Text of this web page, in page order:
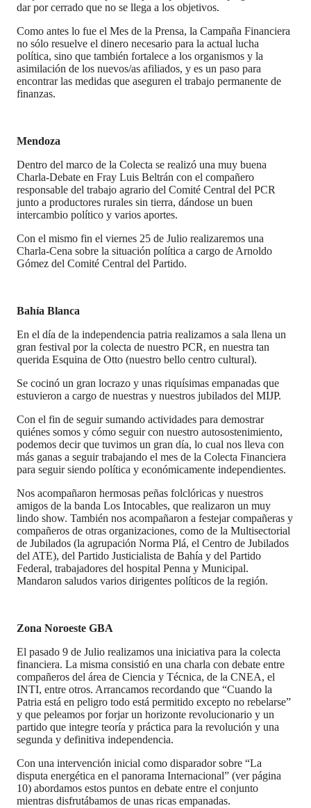
dar por cerrado que no se llega a los objetivos.
Como antes lo fue el Mes de la Prensa, la Campaña Financiera
no sólo resuelve el dinero necesario para la actual lucha
política, sino que también fortalece a los organismos y la
asimilación de los nuevos/as afiliados, y es un paso para
encontrar las medidas que aseguren el trabajo permanente de
finanzas.
Mendoza
Dentro del marco de la Colecta se realizó una muy buena
Charla-Debate en Fray Luis Beltrán con el compañero
responsable del trabajo agrario del Comité Central del PCR
junto a productores rurales sin tierra, dándose un buen
intercambio político y varios aportes.
Con el mismo fin el viernes 25 de Julio realizaremos una
Charla-Cena sobre la situación política a cargo de Arnoldo
Gómez del Comité Central del Partido.
Bahía Blanca
En el día de la independencia patria realizamos a sala llena un
gran festival por la colecta de nuestro PCR, en nuestra tan
querida Esquina de Otto (nuestro bello centro cultural).
Se cocinó un gran locrazo y unas riquísimas empanadas que
estuvieron a cargo de nuestras y nuestros jubilados del MIJP.
Con el fin de seguir sumando actividades para demostrar
quiénes somos y cómo seguir con nuestro autosostenimiento,
podemos decir que tuvimos un gran día, lo cual nos lleva con
más ganas a seguir trabajando el mes de la Colecta Financiera
para seguir siendo política y económicamente independientes.
Nos acompañaron hermosas peñas folclóricas y nuestros
amigos de la banda Los Intocables, que realizaron un muy
lindo show. También nos acompañaron a festejar compañeras y
compañeros de otras organizaciones, como de la Multisectorial
de Jubilados (la agrupación Norma Plá, el Centro de Jubilados
del ATE), del Partido Justicialista de Bahía y del Partido
Federal, trabajadores del hospital Penna y Municipal.
Mandaron saludos varios dirigentes políticos de la región.
Zona Noroeste GBA
El pasado 9 de Julio realizamos una iniciativa para la colecta
financiera. La misma consistió en una charla con debate entre
compañeros del área de Ciencia y Técnica, de la CNEA, el
INTI, entre otros. Arrancamos recordando que “Cuando la
Patria está en peligro todo está permitido excepto no rebelarse”
y que peleamos por forjar un horizonte revolucionario y un
partido que integre teoría y práctica para la revolución y una
segunda y definitiva independencia.
Con una intervención inicial como disparador sobre “La
disputa energética en el panorama Internacional” (ver página
10) abordamos estos puntos en debate entre el conjunto
mientras disfrutábamos de unas ricas empanadas.